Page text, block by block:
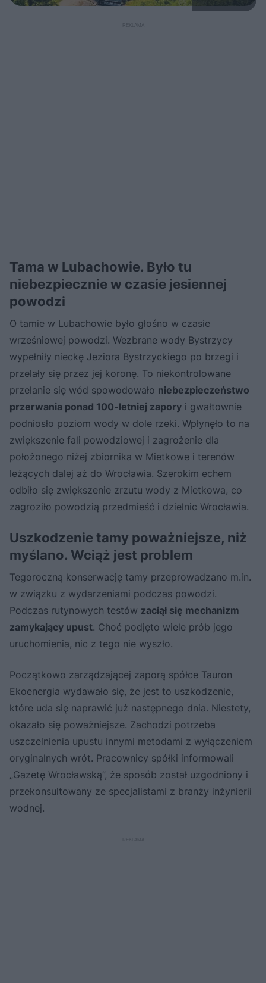
Tama w Lubachowie. Było tu
niebezpiecznie w czasie jesiennej
powodzi
O tamie w Lubachowie było głośno w czasie
wrześniowej powodzi. Wezbrane wody Bystrzycy
wypełniły nieckę Jeziora Bystrzyckiego po brzegi i
przelały się przez jej koronę. To niekontrolowane
przelanie się wód spowodowało niebezpieczeństwo
przerwania ponad 100-letniej zapory i gwałtownie
podniosło poziom wody w dole rzeki. Wpłynęło to na
zwiększenie fali powodziowej i zagrożenie dla
położonego niżej zbiornika w Mietkowe i terenów
leżących dalej aż do Wrocławia. Szerokim echem
odbiło się zwiększenie zrzutu wody z Mietkowa, co
zagroziło powodzią przedmieść i dzielnic Wrocławia.
Uszkodzenie tamy poważniejsze, niż
myślano. Wciąż jest problem
Tegoroczną konserwację tamy przeprowadzano m.in.
w związku z wydarzeniami podczas powodzi.
Podczas rutynowych testów zaciął się mechanizm
zamykający upust. Choć podjęto wiele prób jego
uruchomienia, nic z tego nie wyszło.
Początkowo zarządzającej zaporą spółce Tauron
Ekoenergia wydawało się, że jest to uszkodzenie,
które uda się naprawić już następnego dnia. Niestety,
okazało się poważniejsze. Zachodzi potrzeba
uszczelnienia upustu innymi metodami z wyłączeniem
oryginalnych wrót. Pracownicy spółki informowali
„Gazetę Wrocławską”, że sposób został uzgodniony i
przekonsultowany ze specjalistami z branży inżynierii
wodnej.